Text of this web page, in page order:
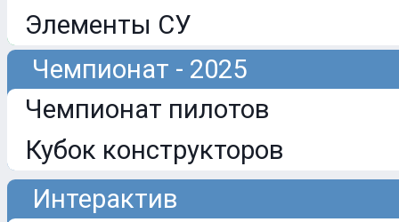
Элементы СУ
Чемпионат - 2025
Чемпионат пилотов
Кубок конструкторов
Интерактив